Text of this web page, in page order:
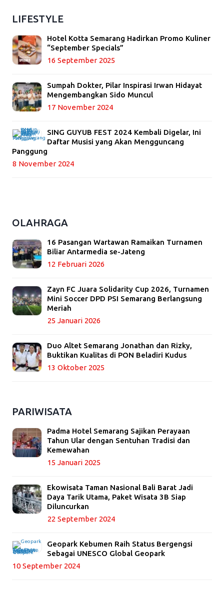
LIFESTYLE
Hotel Kotta Semarang Hadirkan Promo Kuliner
“September Specials”
16 September 2025
Sumpah Dokter, Pilar Inspirasi Irwan Hidayat
Mengembangkan Sido Muncul
17 November 2024
SING GUYUB FEST 2024 Kembali Digelar, Ini
Daftar Musisi yang Akan Mengguncang
Panggung
8 November 2024
OLAHRAGA
16 Pasangan Wartawan Ramaikan Turnamen
Biliar Antarmedia se-Jateng
12 Februari 2026
Zayn FC Juara Solidarity Cup 2026, Turnamen
Mini Soccer DPD PSI Semarang Berlangsung
Meriah
25 Januari 2026
Duo Altet Semarang Jonathan dan Rizky,
Buktikan Kualitas di PON Beladiri Kudus
13 Oktober 2025
PARIWISATA
Padma Hotel Semarang Sajikan Perayaan
Tahun Ular dengan Sentuhan Tradisi dan
Kemewahan
15 Januari 2025
Ekowisata Taman Nasional Bali Barat Jadi
Daya Tarik Utama, Paket Wisata 3B Siap
Diluncurkan
22 September 2024
Geopark Kebumen Raih Status Bergengsi
Sebagai UNESCO Global Geopark
10 September 2024